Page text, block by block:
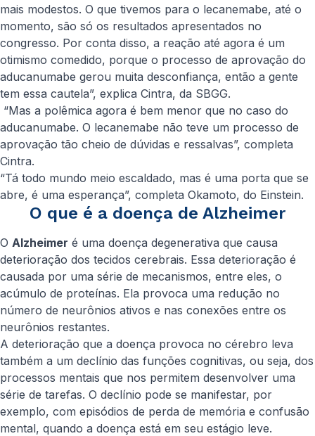
mais modestos. O que tivemos para o lecanemabe, até o
momento, são só os resultados apresentados no
congresso. Por conta disso, a reação até agora é um
otimismo comedido, porque o processo de aprovação do
aducanumabe gerou muita desconfiança, então a gente
tem essa cautela”, explica Cintra, da SBGG.
“Mas a polêmica agora é bem menor que no caso do
aducanumabe. O lecanemabe não teve um processo de
aprovação tão cheio de dúvidas e ressalvas”, completa
Cintra.
“Tá todo mundo meio escaldado, mas é uma porta que se
abre, é uma esperança”, completa Okamoto, do Einstein.
O que é a doença de Alzheimer
O Alzheimer é uma doença degenerativa que causa
deterioração dos tecidos cerebrais. Essa deterioração é
causada por uma série de mecanismos, entre eles, o
acúmulo de proteínas. Ela provoca uma redução no
número de neurônios ativos e nas conexões entre os
neurônios restantes.
A deterioração que a doença provoca no cérebro leva
também a um declínio das funções cognitivas, ou seja, dos
processos mentais que nos permitem desenvolver uma
série de tarefas. O declínio pode se manifestar, por
exemplo, com episódios de perda de memória e confusão
mental, quando a doença está em seu estágio leve.